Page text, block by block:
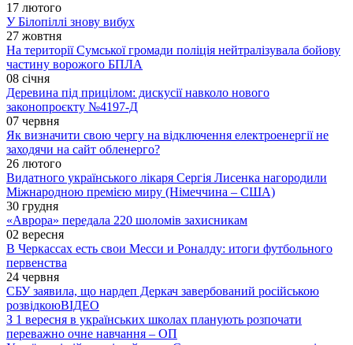
17 лютого
У Білопіллі знову вибух
27 жовтня
На території Сумської громади поліція нейтралізувала бойову
частину ворожого БПЛА
08 січня
Деревина під прицілом: дискусії навколо нового
законопроєкту №4197-Д
07 червня
Як визначити свою чергу на відключення електроенергії не
заходячи на сайт обленерго?
26 лютого
Видатного українського лікаря Сергія Лисенка нагородили
Міжнародною премією миру (Німеччина – США)
30 грудня
«Аврора» передала 220 шоломів захисникам
02 вересня
В Черкассах есть свои Месси и Роналду: итоги футбольного
первенства
24 червня
СБУ заявила, що нардеп Деркач завербований російською
розвідкоюВІДЕО
З 1 вересня в українських школах планують розпочати
переважно очне навчання – ОП